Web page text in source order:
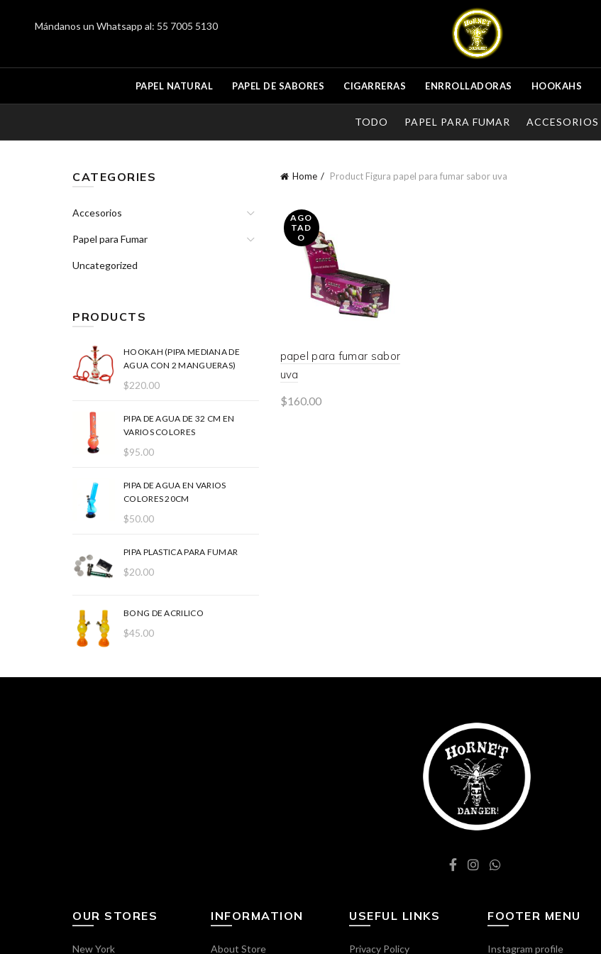
Mándanos un Whatsapp al: 55 7005 5130
PAPEL NATURAL PAPEL DE SABORES CIGARRERAS ENRROLLADORAS HOOKAHS
TODO PAPEL PARA FUMAR ACCESORIOS
Home Product Figura papel para fumar sabor uva
AGO
TAD
O
papel para fumar sabor
uva
$160.00
CATEGORIES
Accesorios
Papel para Fumar
Uncategorized
PRODUCTS
HOOKAH (PIPA MEDIANA DE
AGUA CON 2 MANGUERAS)
$220.00
PIPA DE AGUA DE 32 CM EN
VARIOS COLORES
$95.00
PIPA DE AGUA EN VARIOS
COLORES 20CM
$50.00
PIPA PLASTICA PARA FUMAR
$20.00
BONG DE ACRILICO
$45.00
OUR STORES
New York
INFORMATION
About Store
USEFUL LINKS
Privacy Policy
FOOTER MENU
Instagram profile